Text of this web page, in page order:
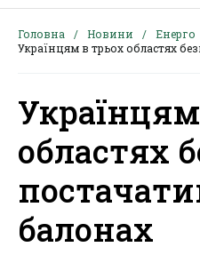
Головна Новини Енерго
Українцям в трьох областях
областях
балонах